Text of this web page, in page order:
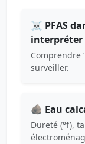
☠️ PFAS
interpréter
Comprendre
surveiller.
🪨 Eau
Dureté (°f),